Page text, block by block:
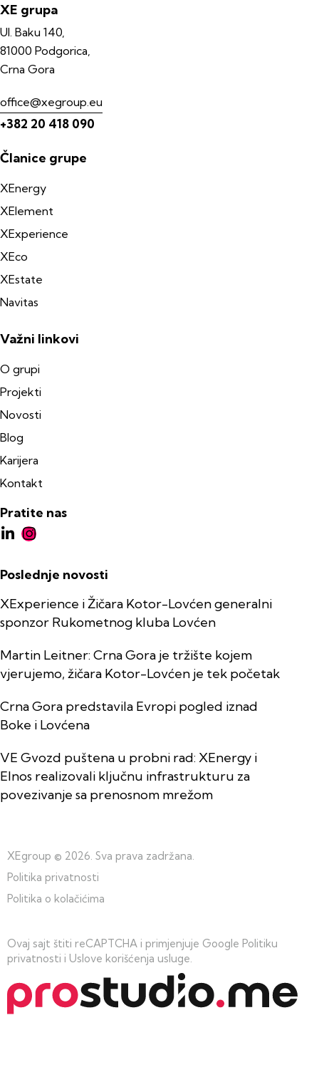
XE grupa
Ul. Baku 140,
81000 Podgorica,
Crna Gora
office@xegroup.eu
+382 20 418 090
Članice grupe
XEnergy
XElement
XExperience
XEco
XEstate
Navitas
Važni linkovi
O grupi
Projekti
Novosti
Blog
Karijera
Kontakt
Pratite nas
Poslednje novosti
XExperience i Žičara Kotor-Lovćen generalni
sponzor Rukometnog kluba Lovćen
Martin Leitner: Crna Gora je tržište kojem
vjerujemo, žičara Kotor-Lovćen je tek početak
Crna Gora predstavila Evropi pogled iznad
Boke i Lovćena
VE Gvozd puštena u probni rad: XEnergy i
Elnos realizovali ključnu infrastrukturu za
povezivanje sa prenosnom mrežom
XEgroup © 2026. Sva prava zadržana.
Politika privatnosti
Politika o kolačićima
Ovaj sajt štiti reCAPTCHA i primjenjuje Google Politiku
privatnosti i Uslove korišćenja usluge.